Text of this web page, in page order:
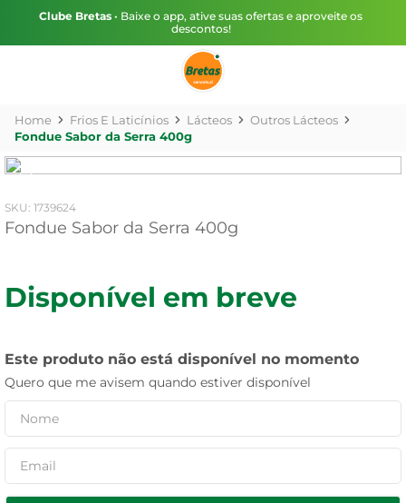
Clube Bretas • Baixe o app, ative suas ofertas e aproveite os
descontos!
Frios E Laticínios Lácteos
Outros Lácteos
Fondue Sabor da Serra 400g
: 1739624
Fondue Sabor da Serra 400g
Disponível em breve
Este produto não está disponível no momento
Quero que me avisem quando estiver disponível